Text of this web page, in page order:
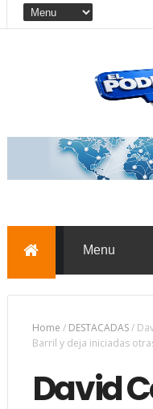
Home / DESTACADAS/
Barril y deja iniciadas
David